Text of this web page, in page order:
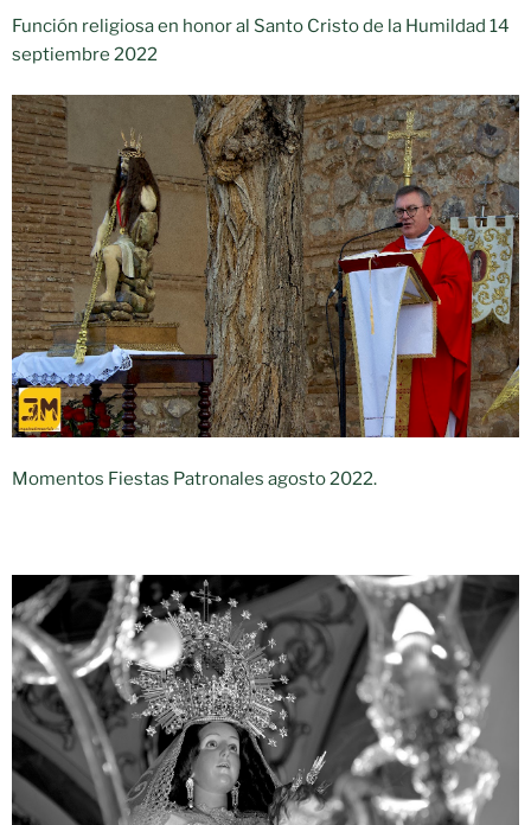
Función religiosa en honor al Santo Cristo de la Humildad 14
septiembre 2022
Momentos Fiestas Patronales agosto 2022.